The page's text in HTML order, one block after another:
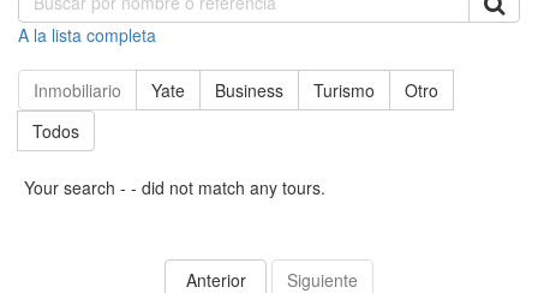
A la lista completa
Inmobiliario Yate Business Turismo
Otro
Todos
Your search - - did not match any tours.
Anterior
Siguiente